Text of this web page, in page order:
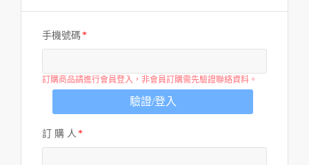
手機號碼
訂購商品請進行會員登入，非會員訂購需先驗證聯絡資料。
驗證/登入
訂 購 人